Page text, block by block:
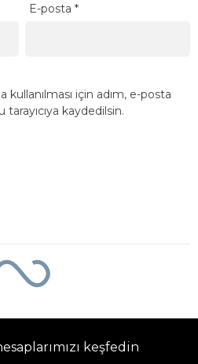
E-posta*
kullanılması için adım, e-posta
kaydedilsin.
keşfedin